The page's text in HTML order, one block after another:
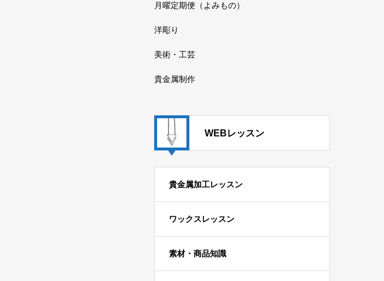
月曜定期便（よみもの）
洋彫り
美術・工芸
貴金属制作
WEBレッスン
貴金属加工レッスン
ワックスレッスン
素材・商品知識